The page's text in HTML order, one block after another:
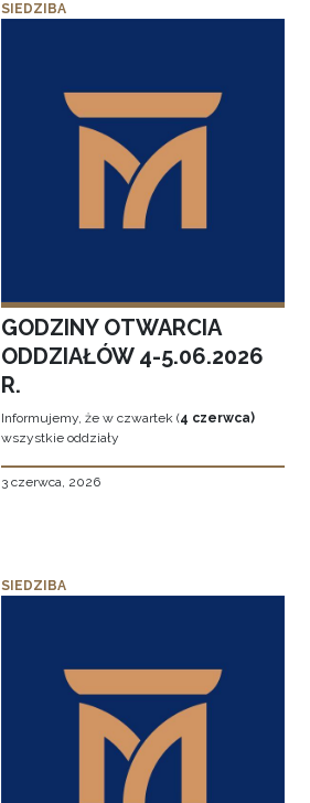
SIEDZIBA
GODZINY OTWARCIA
ODDZIAŁÓW 4-5.06.2026
R.
Informujemy, że w czwartek (4 czerwca)
wszystkie oddziały
3 czerwca, 2026
SIEDZIBA